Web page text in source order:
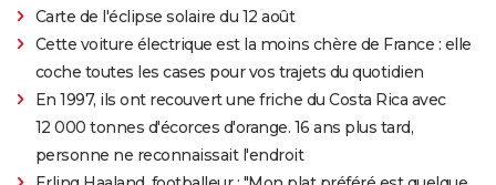
Carte de l'éclipse solaire du 12 août
Cette voiture électrique est la moins chère de France : elle
coche toutes les cases pour vos trajets du quotidien
En 1997, ils ont recouvert une friche du Costa Rica avec
12 000 tonnes d'écorces d'orange. 16 ans plus tard,
personne ne reconnaissait l'endroit